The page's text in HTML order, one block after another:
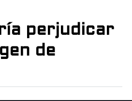
perjudicar
de